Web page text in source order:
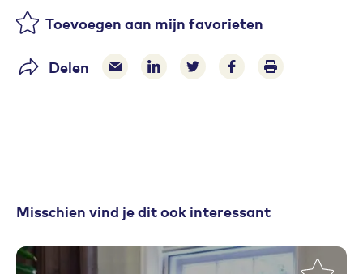
Toevoegen aan mijn favorieten
Delen Delen via e-mail
Delen via LinkedIn
Deel op Twitter
Deel op Facebook
Print pagina
Misschien vind je dit ook interessant